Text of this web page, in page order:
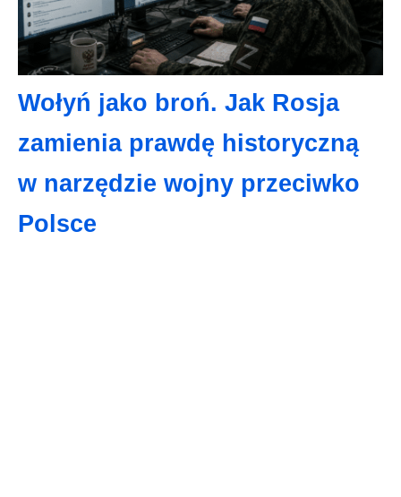
Wołyń jako broń. Jak Rosja
zamienia prawdę historyczną
w narzędzie wojny przeciwko
Polsce